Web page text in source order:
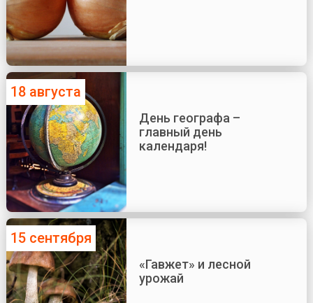
18 августа
День географа –
главный день
календаря!
15 сентября
«Гавжет» и лесной
урожай